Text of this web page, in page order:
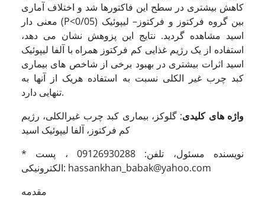
کاهش بیشتری در سطح این فاکتورها شد و اختلاف آماری
معنی دار (P<0/05) بین گروه فرکتوز و فرکتوز– لیپوئیک
اسید مشاهده گردید. نتایج این پزوهش نشان می دهد،
استفاده از یک رژیم غذایی کم فرکتوز همراه با آلفا لیپوئیک
اسید اثرات بیشتری در بهبود برخی از شاخص های بیماری
کبد چرب غیر الکلی نسبت به استفاده هریک از آنها به
تنهایی دارد.
واژه های کلیدی: گلوکز، بیماری کبد چرب غیرالکلی، رژیم
کم فرکتوز، آلفا لیپوئیک اسید
* نویسنده مسئول، تلفن: 09126930288 ، پست
الکترونیکی: hassankhan_babak@yahoo.com
مقدمه